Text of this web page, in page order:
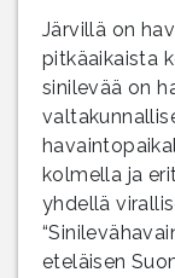
Järvillä on
pitkäaikaista
sinilevää on
kolmella ja
yhdellä
eteläisen